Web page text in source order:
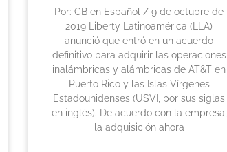
Por: CB en Español / 9 de octubre de
2019 Liberty Latinoamérica (LLA)
anunció que entró en un acuerdo
definitivo para adquirir las operaciones
inalámbricas y alámbricas de AT&T en
Puerto Rico y las Islas Vírgenes
Estadounidenses (USVI, por sus siglas
en inglés). De acuerdo con la empresa,
la adquisición ahora